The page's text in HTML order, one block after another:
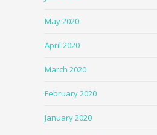
May 2020
April 2020
March 2020
February 2020
January 2020